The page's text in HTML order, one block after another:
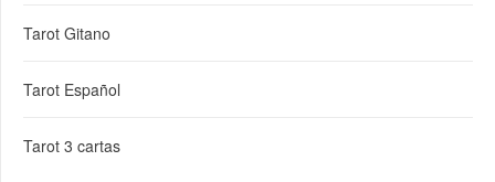
Tarot Gitano
Tarot Español
Tarot 3 cartas